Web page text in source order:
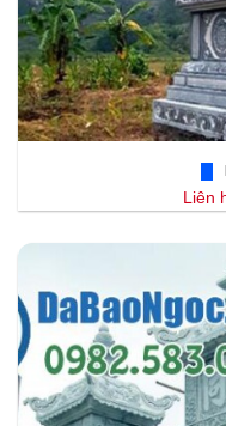
Liên